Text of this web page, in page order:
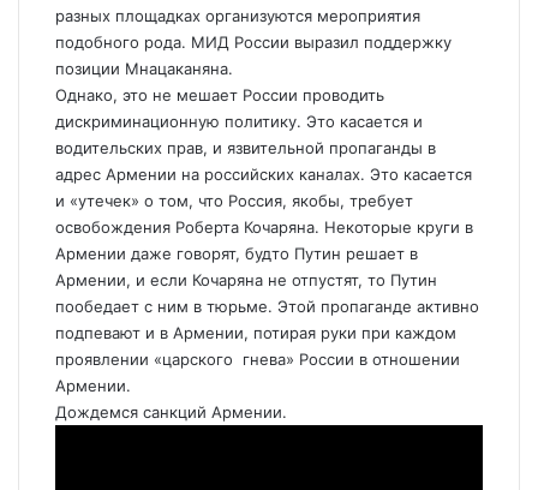
разных площадках организуются мероприятия
подобного рода. МИД России выразил поддержку
позиции Мнацаканяна.
Однако, это не мешает России проводить
дискриминационную политику. Это касается и
водительских прав, и язвительной пропаганды в
адрес Армении на российских каналах. Это касается
и «утечек» о том, что Россия, якобы, требует
освобождения Роберта Кочаряна. Некоторые круги в
Армении даже говорят, будто Путин решает в
Армении, и если Кочаряна не отпустят, то Путин
пообедает с ним в тюрьме. Этой пропаганде активно
подпевают и в Армении, потирая руки при каждом
проявлении «царского гнева» России в отношении
Армении.
Дождемся санкций Армении.